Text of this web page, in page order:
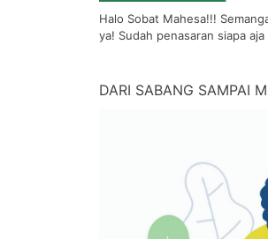
Halo Sobat Mahesa!!!
ya! Sudah penasaran siapa
DARI SABANG SAMPAI